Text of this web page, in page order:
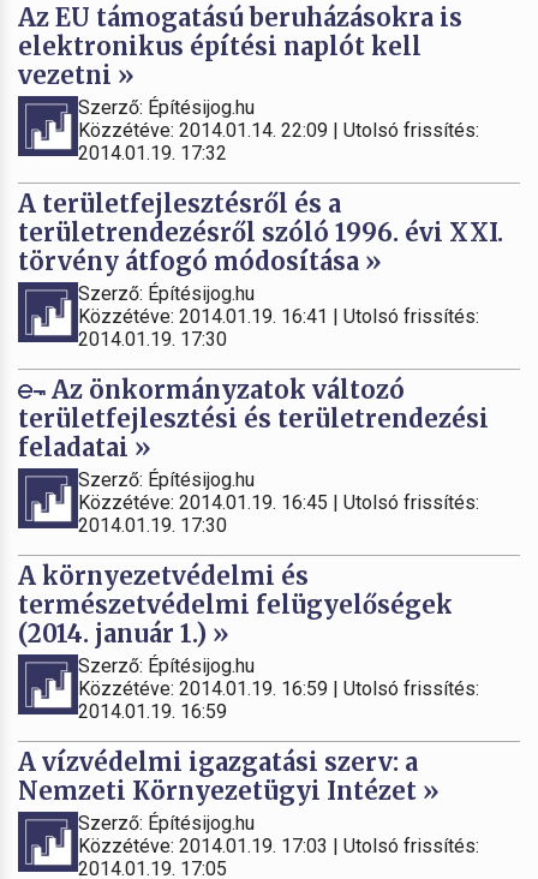
Az EU támogatású beruházásokra is
elektronikus építési naplót kell
vezetni »
Szerző: Építésijog.hu
Közzétéve: 2014.01.14. 22:09 | Utolsó frissítés:
2014.01.19. 17:32
A területfejlesztésről és a
területrendezésről szóló 1996. évi XXI.
törvény átfogó módosítása »
Szerző: Építésijog.hu
Közzétéve: 2014.01.19. 16:41 | Utolsó frissítés:
2014.01.19. 17:30
Az önkormányzatok változó
területfejlesztési és területrendezési
feladatai »
Szerző: Építésijog.hu
Közzétéve: 2014.01.19. 16:45 | Utolsó frissítés:
2014.01.19. 17:30
A környezetvédelmi és
természetvédelmi felügyelőségek
(2014. január 1.) »
Szerző: Építésijog.hu
Közzétéve: 2014.01.19. 16:59 | Utolsó frissítés:
2014.01.19. 16:59
A vízvédelmi igazgatási szerv: a
Nemzeti Környezetügyi Intézet »
Szerző: Építésijog.hu
Közzétéve: 2014.01.19. 17:03 | Utolsó frissítés:
2014.01.19. 17:05